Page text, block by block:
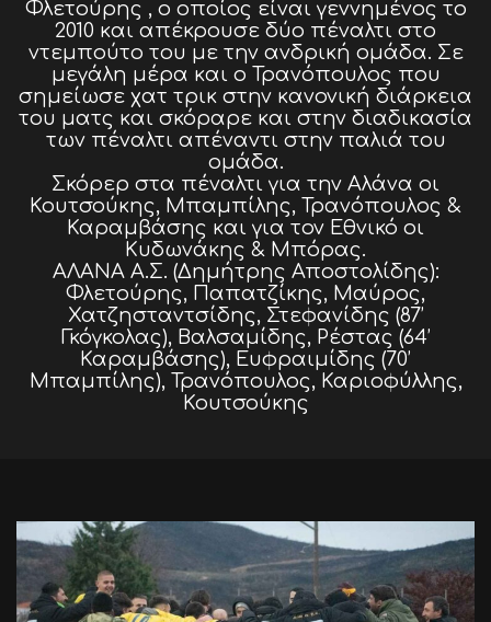
Φλετούρης , ο οποίος είναι γεννημένος το
2010 και απέκρουσε δύο πέναλτι στο
ντεμπούτο του με την ανδρική ομάδα. Σε
μεγάλη μέρα και ο Τρανόπουλος που
σημείωσε χατ τρικ στην κανονική διάρκεια
του ματς και σκόραρε και στην διαδικασία
των πέναλτι απέναντι στην παλιά του
ομάδα.
Σκόρερ στα πέναλτι για την Αλάνα οι
Κουτσούκης, Μπαμπίλης, Τρανόπουλος &
Καραμβάσης και για τον Εθνικό οι
Κυδωνάκης & Μπόρας.
ΑΛΑΝΑ Α.Σ. (Δημήτρης Αποστολίδης):
Φλετούρης, Παπατζίκης, Μαύρος,
Χατζησταντσίδης, Στεφανίδης (87’
Γκόγκολας), Βαλσαμίδης, Ρέστας (64’
Καραμβάσης), Ευφραιμίδης (70’
Μπαμπίλης), Τρανόπουλος, Καριοφύλλης,
Κουτσούκης